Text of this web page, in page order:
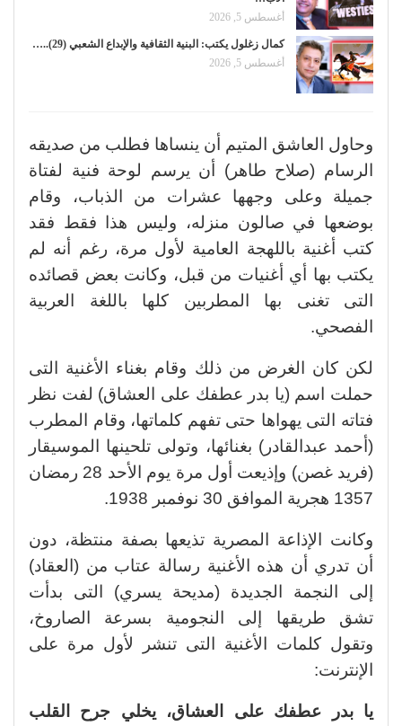
أغسطس 5, 2026
كمال زغلول يكتب: البنية الثقافية والإبداع الشعبي (29)..…
أغسطس 5, 2026
وحاول العاشق المتيم أن ينساها فطلب من صديقه
الرسام (صلاح طاهر) أن يرسم لوحة فنية لفتاة
جميلة وعلى وجهها عشرات من الذباب، وقام
بوضعها في صالون منزله، وليس هذا فقط فقد
كتب أغنية باللهجة العامية لأول مرة، رغم أنه لم
يكتب بها أي أغنيات من قبل، وكانت بعض قصائده
التى تغنى بها المطربين كلها باللغة العربية
الفصحي.
لكن كان الغرض من ذلك وقام بغناء الأغنية التى
حملت اسم (يا بدر عطفك على العشاق) لفت نظر
فتاته التى يهواها حتى تفهم كلماتها، وقام المطرب
(أحمد عبدالقادر) بغنائها، وتولى تلحينها الموسيقار
(فريد غصن) وإذيعت أول مرة يوم الأحد 28 رمضان
1357 هجرية الموافق 30 نوفمبر 1938.
وكانت الإذاعة المصرية تذيعها بصفة منتظة، دون
أن تدري أن هذه الأغنية رسالة عتاب من (العقاد)
إلى النجمة الجديدة (مديحة يسري) التى بدأت
تشق طريقها إلى النجومية بسرعة الصاروخ،
وتقول كلمات الأغنية التى تنشر لأول مرة على
الإنترنت:
يا بدر عطفك على العشاق، يخلي جرح القلب